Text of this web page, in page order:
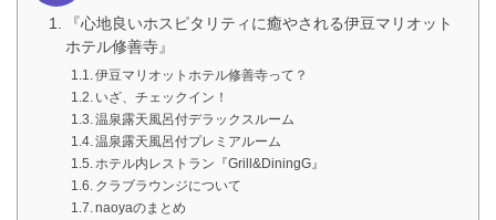
『心地良いホスピタリティに癒やされる伊豆マリオット
ホテル修善寺』
伊豆マリオットホテル修善寺って？
いざ、チェックイン！
温泉露天風呂付デラックスルーム
温泉露天風呂付プレミアルーム
ホテル内レストラン『Grill&DiningG』
クラブラウンジについて
naoyaのまとめ